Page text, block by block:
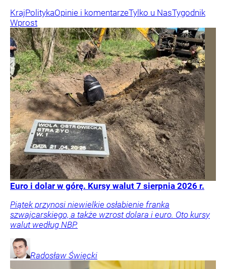
KrajPolitykaOpinie i komentarzeTylko u NasTygodnik
Wprost
Euro i dolar w górę. Kursy walut 7 sierpnia 2026 r.
Piątek przynosi niewielkie osłabienie franka
szwajcarskiego, a także wzrost dolara i euro. Oto kursy
walut według NBP.
Radosław Święcki